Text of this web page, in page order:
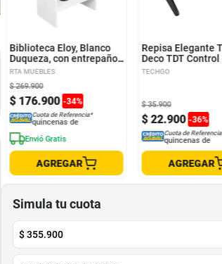
Biblioteca Eloy, Blanco
Duqueza, con entrepaños
para ubicar objetos
RTA MUEBLES
$ 176.900 -34%
$ 269.900
Cuota de Referencia*
quincenas de
Envió Gratis
AGREGAR
Repisa Elegante
Deco TDT Control
Techgo SPD-108
TECHGO
$ 22.900 -36%
$ 35.900
Cuota de
quincenas de
AGREGAR
Simula tu cuota
$355.900